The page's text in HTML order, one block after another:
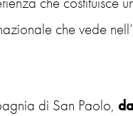
che vede
di San Paolo,